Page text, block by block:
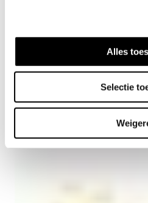
Alles
Selectie
Dot Ring